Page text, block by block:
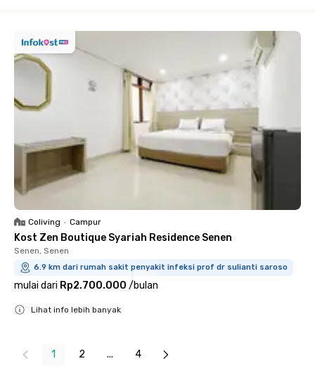
Coliving • Campur
Kost Zen Boutique Syariah Residence Senen
Senen, Senen
6.9 km dari rumah sakit penyakit infeksi prof dr sulianti saroso
mulai dari Rp2.700.000 /bulan
Lihat info lebih banyak
1 2 ... 4